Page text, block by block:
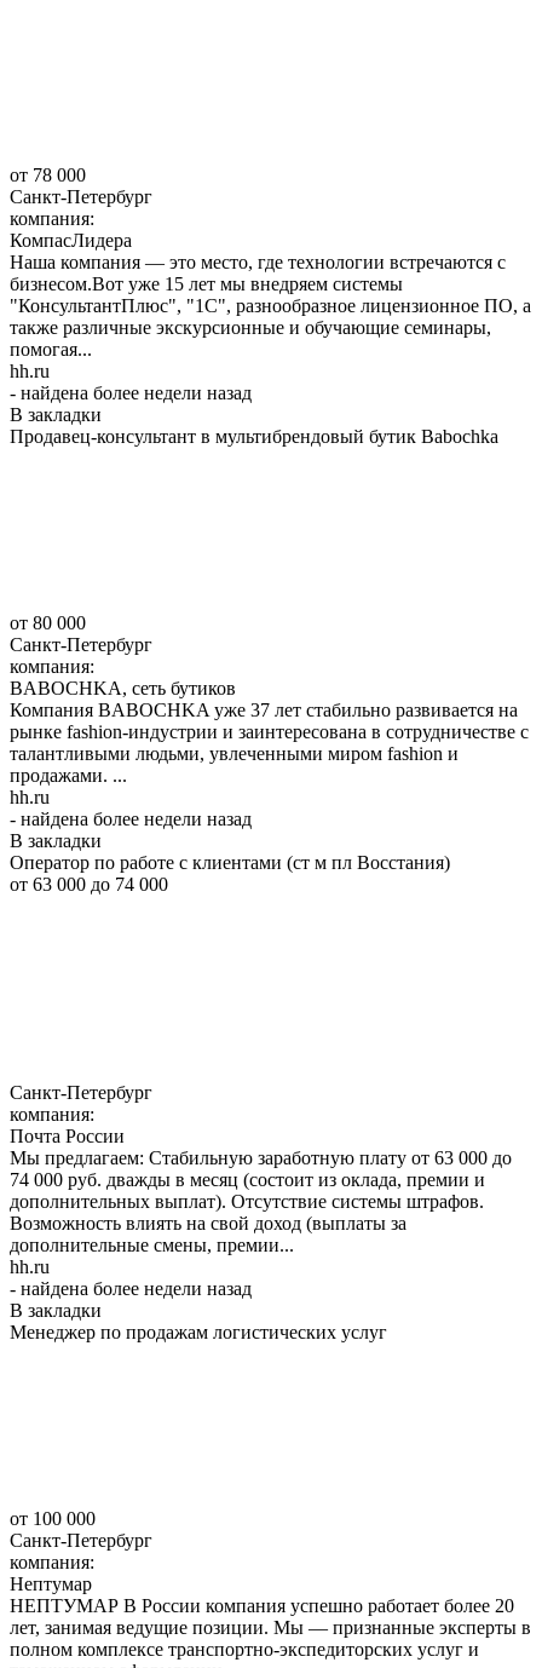
от 78 000
Санкт-Петербург
компания:
КомпасЛидера
Наша компания — это место, где технологии встречаются с
бизнесом.Вот уже 15 лет мы внедряем системы
"КонсультантПлюс", "1С", разнообразное лицензионное ПО, а
также различные экскурсионные и обучающие семинары,
помогая...
hh.ru
- найдена более недели назад
В закладки
Продавец-консультант в мультибрендовый бутик Babochka
от 80 000
Санкт-Петербург
компания:
BABOCHKA, сеть бутиков
Компания BABOCHKA уже 37 лет стабильно развивается на
рынке fashion-индустрии и заинтересована в сотрудничестве с
талантливыми людьми, увлеченными миром fashion и
продажами. ...
hh.ru
- найдена более недели назад
В закладки
Оператор по работе с клиентами (ст м пл Восстания)
от 63 000 до 74 000
Санкт-Петербург
компания:
Почта России
Мы предлагаем: Стабильную заработную плату от 63 000 до
74 000 руб. дважды в месяц (состоит из оклада, премии и
дополнительных выплат). Отсутствие системы штрафов.
Возможность влиять на свой доход (выплаты за
дополнительные смены, премии...
hh.ru
- найдена более недели назад
В закладки
Менеджер по продажам логистических услуг
от 100 000
Санкт-Петербург
компания:
Нептумар
НЕПТУМАР В России компания успешно работает более 20
лет, занимая ведущие позиции. Мы — признанные эксперты в
полном комплексе транспортно-экспедиторских услуг и